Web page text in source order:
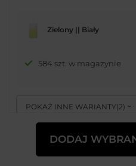
POKAŻ INNE WARIANTY(2)
Zielony || Biały
584 szt. w magazynie
DODAJ